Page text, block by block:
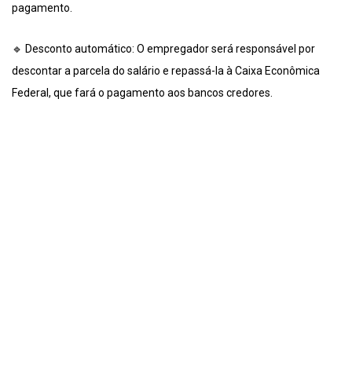
pagamento.
🔹 Desconto automático: O empregador será responsável por
descontar a parcela do salário e repassá-la à Caixa Econômica
Federal, que fará o pagamento aos bancos credores.